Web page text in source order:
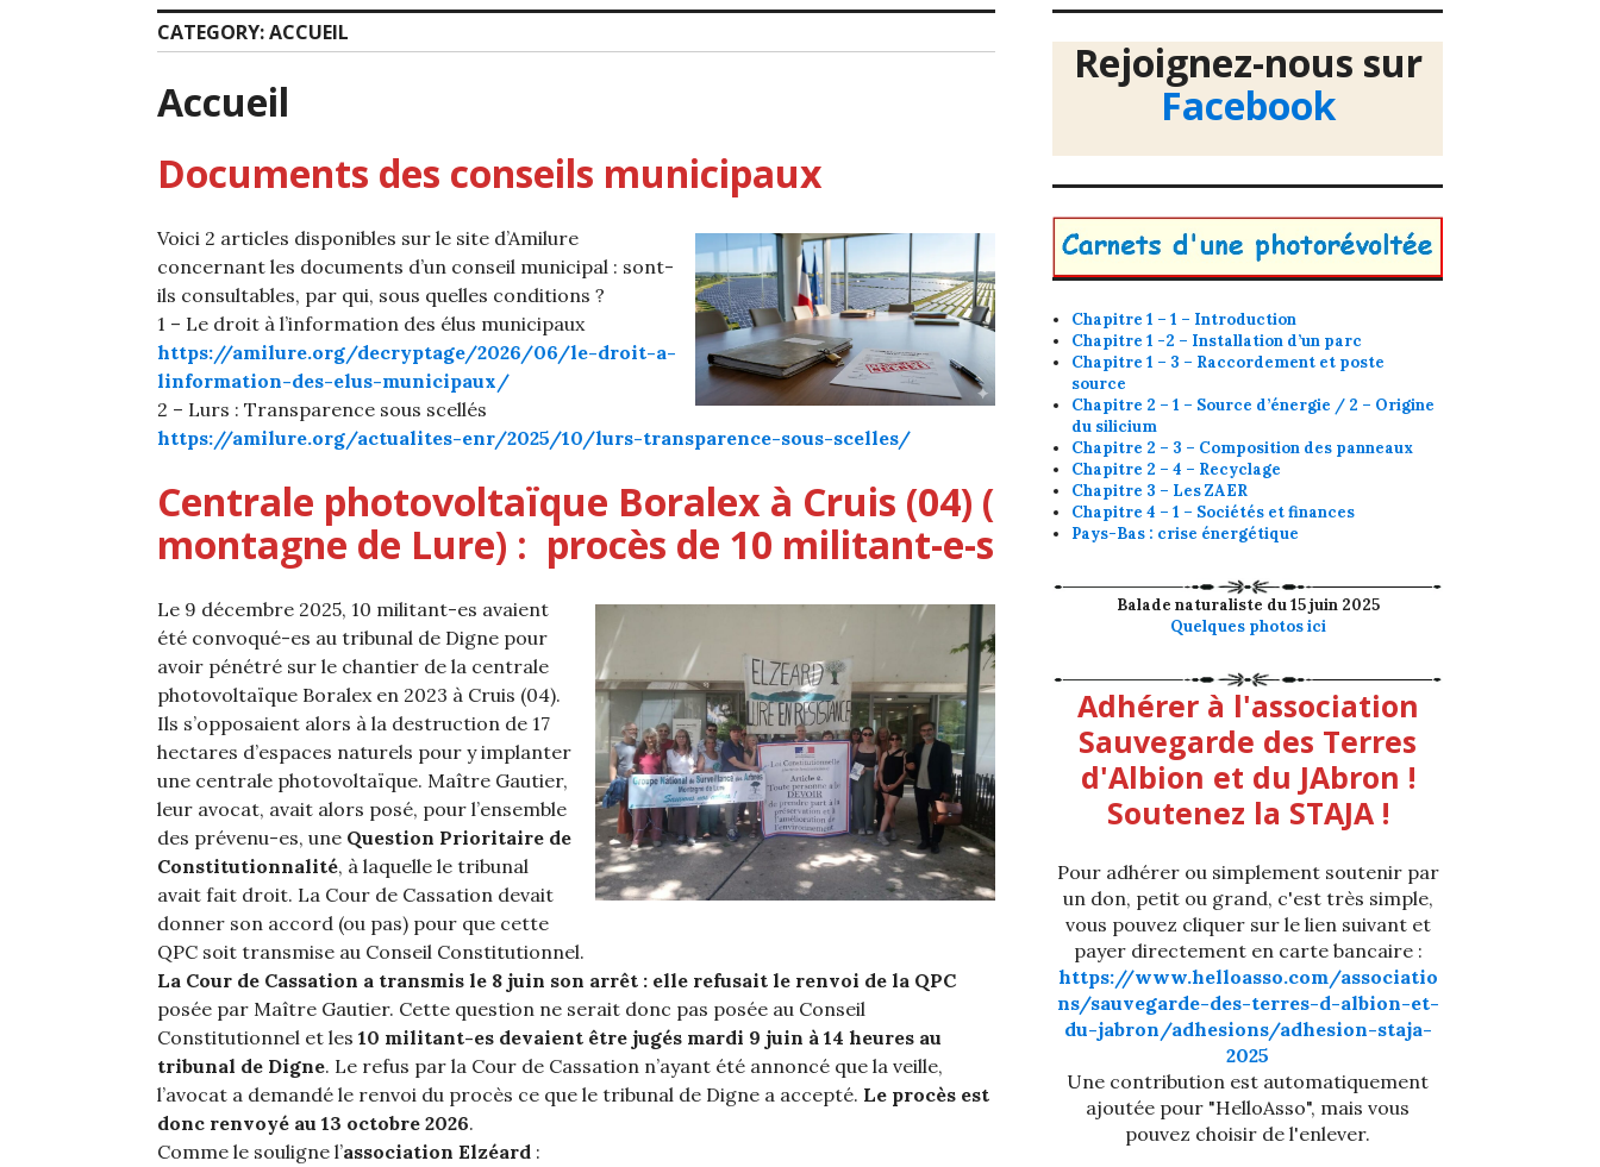
CATEGORY:ACCUEIL
Accueil
Documents des conseils municipaux
Voici 2 articles disponibles sur le site d’Amilure
concernant les documents d’un conseil municipal : sont-
ils consultables, par qui, sous quelles conditions ?
1 – Le droit à l’information des élus municipaux
https://amilure.org/decryptage/2026/06/le-droit-a-
linformation-des-elus-municipaux/
2 – Lurs : Transparence sous scellés
https://amilure.org/actualites-enr/2025/10/lurs-transparence-sous-scelles/
Centrale photovoltaïque Boralex à Cruis (04) (
montagne de Lure) : procès de 10 militant-e-s
Le 9 décembre 2025, 10 militant-es avaient
été convoqué-es au tribunal de Digne pour
avoir pénétré sur le chantier de la centrale
photovoltaïque Boralex en 2023 à Cruis (04).
Ils s’opposaient alors à la destruction de 17
hectares d’espaces naturels pour y implanter
une centrale photovoltaïque. Maître Gautier,
leur avocat, avait alors posé, pour l’ensemble
des prévenu-es, une Question Prioritaire de
Constitutionnalité, à laquelle le tribunal
avait fait droit. La Cour de Cassation devait
donner son accord (ou pas) pour que cette
QPC soit transmise au Conseil Constitutionnel.
La Cour de Cassation a transmis le 8 juin son arrêt : elle refusait le renvoi de la QPC
posée par Maître Gautier. Cette question ne serait donc pas posée au Conseil
Constitutionnel et les 10 militant-es devaient être jugés mardi 9 juin à 14 heures au
tribunal de Digne. Le refus par la Cour de Cassation n’ayant été annoncé que la veille,
l’avocat a demandé le renvoi du procès ce que le tribunal de Digne a accepté. Le procès est
donc renvoyé au 13 octobre 2026.
Comme le souligne l’association Elzéard :
Rejoignez-nous sur
Facebook
Chapitre 1 – 1 – Introduction
Chapitre 1 -2 – Installation d’un parc
Chapitre 1 – 3 – Raccordement et poste
source
Chapitre 2 – 1 – Source d’énergie / 2 – Origine
du silicium
Chapitre 2 – 3 – Composition des panneaux
Chapitre 2 – 4 – Recyclage
Chapitre 3 – Les ZAER
Chapitre 4 – 1 – Sociétés et finances
Pays-Bas : crise énergétique
Balade naturaliste du 15 juin 2025
Quelques photos ici
Adhérer à l'association
Sauvegarde des Terres
d'Albion et du JAbron !
Soutenez la STAJA !
Pour adhérer ou simplement soutenir par
un don, petit ou grand, c'est très simple,
vous pouvez cliquer sur le lien suivant et
payer directement en carte bancaire :
https://www.helloasso.com/associatio
ns/sauvegarde-des-terres-d-albion-et-
du-jabron/adhesions/adhesion-staja-
2025
Une contribution est automatiquement
ajoutée pour "HelloAsso", mais vous
pouvez choisir de l'enlever.